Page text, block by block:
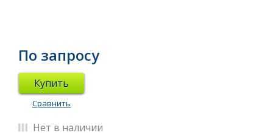
По запросу
Купить
Сравнить
Нет в наличии